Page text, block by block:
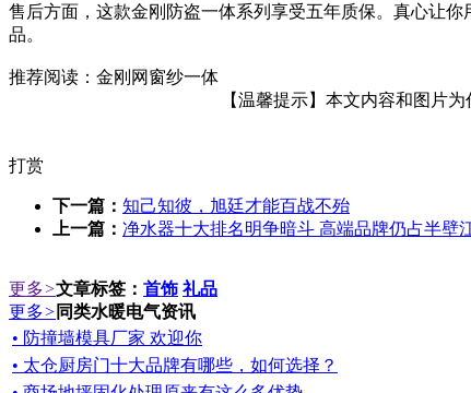
售后方面，这款金刚防盗一体系列享受五年质保。真心让
品。
推荐阅读：金刚网窗纱一体
【温馨提示】本文内容和图片
打赏
下一篇： 知己知彼，旭廷才能百战不殆
上一篇： 净水器十大排名明争暗斗 高端品牌仍占半壁
更多>文章标签： 首饰 礼品
更多> 同类水暖电气资讯
• 防撞墙模具厂家 欢迎你
• 太仓厨房门十大品牌有哪些，如何选择？